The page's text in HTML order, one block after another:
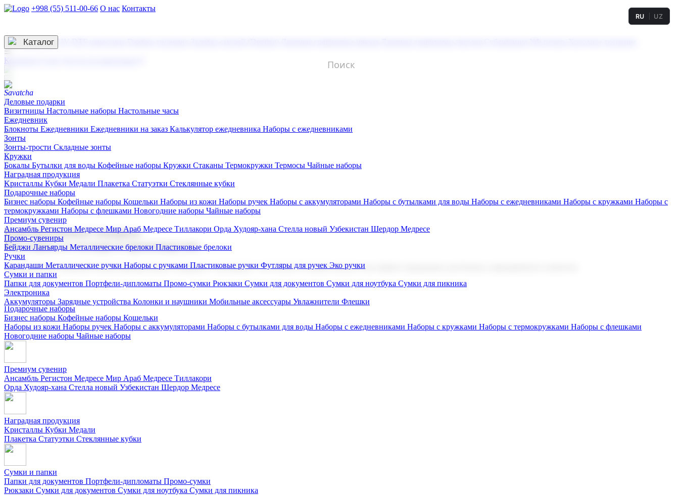
+998 (55) 511-00-66 О нас Контакты
3D гравировка
RU UZ
☰
Контакты
Каталог
Деловые подарки
Визитницы Настольные наборы Настольные часы
Ежедневник
Блокноты Ежедневники Ежедневники на заказ Калькулятор ежедневника Наборы с ежедневниками
Зонты
Зонты-трости Складные зонты
Кружки
Бокалы Бутылки для воды Кофейные наборы Кружки Стаканы Термокружки Термосы Чайные наборы
Наградная продукция
Kристаллы Кубки Медали Плакетка Статуэтки Стеклянные кубки
Подарочные наборы
Бизнес наборы Кофейные наборы Кошельки Наборы из кожи Наборы ручек Наборы с аккумуляторами Наборы с бутылками для воды Наборы с ежедневниками Наборы с кружками Наборы с
термокружками Наборы с флешками Новогодние наборы Чайные наборы
Премиум сувенир
Ансамбль Регистон Медресе Мир Араб Медресе Тиллакори Орда Худояр-хана Стелла новый Узбекистан Шердор Медресе
Промо-сувениры
Бейджи Ланъярды Металлические брелоки Пластиковые брелоки
Ручки
Карандаши Металлические ручки Наборы с ручками Пластиковые ручки Футляры для ручек Эко ручки
Сумки и папки
Папки для документов Портфели-дипломаты Промо-сумки Рюкзаки Сумки для документов Сумки для ноутбука Сумки для пикника
Электроника
Аккумуляторы Зарядные устройства Колонки и наушники Мобильные аксессуары Увлажнители Флешки
Корпоративные подарки
Поставка со склада и производство
Мы предлагаем широкий выбор корпоративных подарков и сувениров с логотипом. В нашем каталоге вы найдете продукцию для бизнеса, мероприятия и клиентов.
Подарочные наборы
Бизнес наборы Кофейные наборы Кошельки
Наборы из кожи Наборы ручек Наборы с аккумуляторами Наборы с бутылками для воды Наборы с ежедневниками Наборы с кружками Наборы с термокружками Наборы с флешками
Новогодние наборы Чайные наборы
Премиум сувенир
Ансамбль Регистон Медресе Мир Араб Медресе Тиллакори
Орда Худояр-хана Стелла новый Узбекистан Шердор Медресе
Наградная продукция
Kристаллы Кубки Медали
Плакетка Статуэтки Стеклянные кубки
Сумки и папки
Папки для документов Портфели-дипломаты Промо-сумки
Рюкзаки Сумки для документов Сумки для ноутбука Сумки для пикника